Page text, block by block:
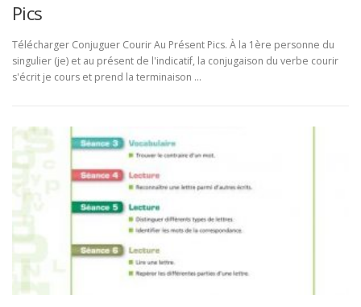
Pics
Télécharger Conjuguer Courir Au Présent Pics. À la 1ère personne du
singulier (je) et au présent de l'indicatif, la conjugaison du verbe courir
s'écrit je cours et prend la terminaison …